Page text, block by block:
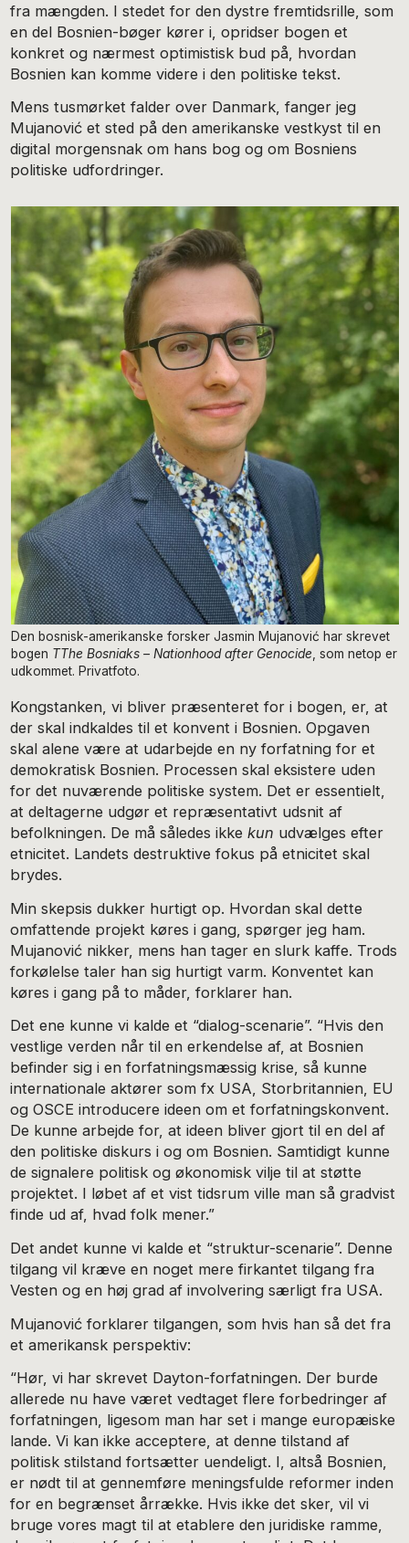
fra mængden. I stedet for den dystre fremtidsrille, som
en del Bosnien-bøger kører i, opridser bogen et
konkret og nærmest optimistisk bud på, hvordan
Bosnien kan komme videre i den politiske tekst.
Mens tusmørket falder over Danmark, fanger jeg
Mujanović et sted på den amerikanske vestkyst til en
digital morgensnak om hans bog og om Bosniens
politiske udfordringer.
Den bosnisk-amerikanske forsker Jasmin Mujanović har skrevet
bogen TThe Bosniaks – Nationhood after Genocide , som netop er
udkommet. Privatfoto.
Kongstanken, vi bliver præsenteret for i bogen, er, at
der skal indkaldes til et konvent i Bosnien. Opgaven
skal alene være at udarbejde en ny forfatning for et
demokratisk Bosnien. Processen skal eksistere uden
for det nuværende politiske system. Det er essentielt,
at deltagerne udgør et repræsentativt udsnit af
befolkningen. De må således ikkekun udvælges efter
etnicitet. Landets destruktive fokus på etnicitet skal
brydes.
Min skepsis dukker hurtigt op. Hvordan skal dette
omfattende projekt køres i gang, spørger jeg ham.
Mujanović nikker, mens han tager en slurk kaffe. Trods
forkølelse taler han sig hurtigt varm. Konventet kan
køres i gang på to måder, forklarer han.
Det ene kunne vi kalde et “dialog-scenarie”. “Hvis den
vestlige verden når til en erkendelse af, at Bosnien
befinder sig i en forfatningsmæssig krise, så kunne
internationale aktører som fx USA, Storbritannien, EU
og OSCE introducere ideen om et forfatningskonvent.
De kunne arbejde for, at ideen bliver gjort til en del af
den politiske diskurs i og om Bosnien. Samtidigt kunne
de signalere politisk og økonomisk vilje til at støtte
projektet. I løbet af et vist tidsrum ville man så gradvist
finde ud af, hvad folk mener.”
Det andet kunne vi kalde et “struktur-scenarie”. Denne
tilgang vil kræve en noget mere firkantet tilgang fra
Vesten og en høj grad af involvering særligt fra USA.
Mujanović forklarer tilgangen, som hvis han så det fra
et amerikansk perspektiv:
“Hør, vi har skrevet Dayton-forfatningen. Der burde
allerede nu have været vedtaget flere forbedringer af
forfatningen, ligesom man har set i mange europæiske
lande. Vi kan ikke acceptere, at denne tilstand af
politisk stilstand fortsætter uendeligt. I, altså Bosnien,
er nødt til at gennemføre meningsfulde reformer inden
for en begrænset årrække. Hvis ikke det sker, vil vi
bruge vores magt til at etablere den juridiske ramme,